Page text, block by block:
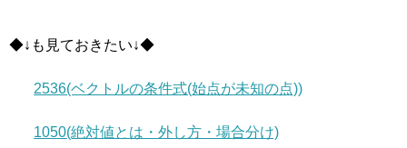
◆↓も見ておきたい↓◆
2536(ベクトルの条件式(始点が未知の点))
1050(絶対値とは・外し方・場合分け)